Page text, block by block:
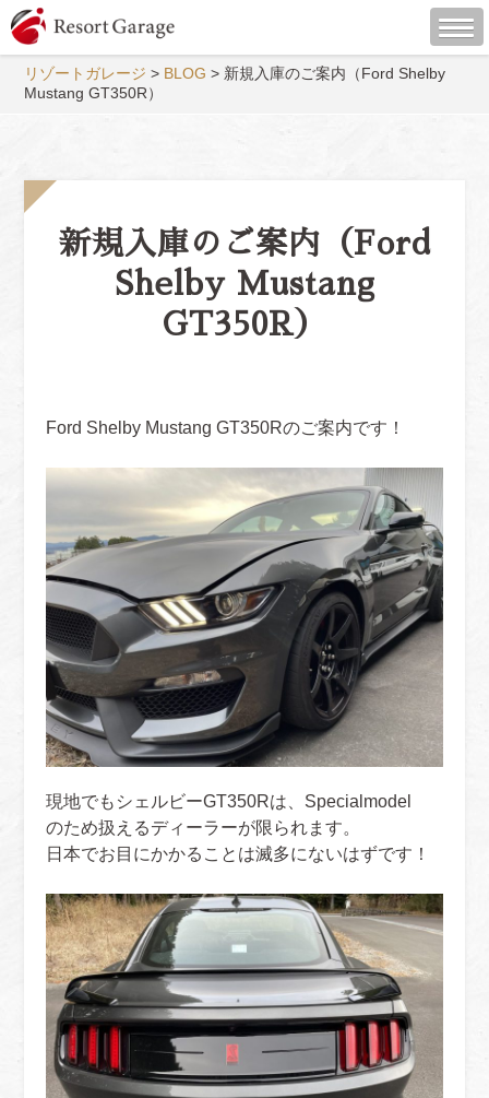
リゾートガレージ > BLOG > 新規入庫のご案内（Ford Shelby
Mustang GT350R）
新規入庫のご案内（Ford
Shelby Mustang
GT350R）
Ford Shelby Mustang GT350Rのご案内です！
現地でもシェルビーGT350Rは、Specialmodel
のため扱えるディーラーが限られます。
日本でお目にかかることは滅多にないはずです！